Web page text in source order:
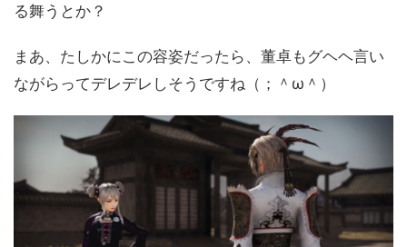
る舞うとか？
まあ、たしかにこの容姿だったら、董卓もグヘヘ言い
ながらってデレデレしそうですね（；＾ω＾）